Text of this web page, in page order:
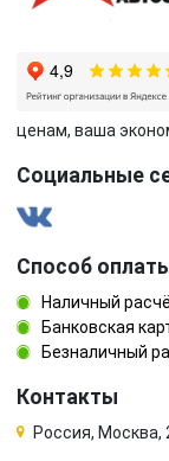
ценам, ваша
Социальные
Способ
Наличный
Банковская
Безналичный
Контакты
Россия, Москва,